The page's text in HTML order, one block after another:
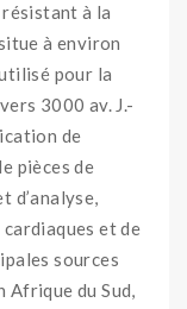
à la
à environ
pour la
3000 av. J.-
de
pièces de
d’analyse,
et de
sources
Afrique du Sud,